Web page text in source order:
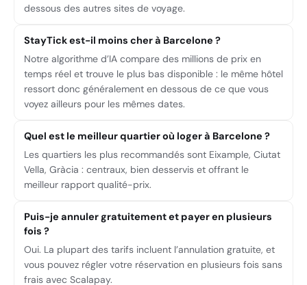
dessous des autres sites de voyage.
StayTick est-il moins cher à Barcelone ?
Notre algorithme d’IA compare des millions de prix en
temps réel et trouve le plus bas disponible : le même hôtel
ressort donc généralement en dessous de ce que vous
voyez ailleurs pour les mêmes dates.
Quel est le meilleur quartier où loger à Barcelone ?
Les quartiers les plus recommandés sont Eixample, Ciutat
Vella, Gràcia : centraux, bien desservis et offrant le
meilleur rapport qualité-prix.
Puis-je annuler gratuitement et payer en plusieurs
fois ?
Oui. La plupart des tarifs incluent l’annulation gratuite, et
vous pouvez régler votre réservation en plusieurs fois sans
frais avec Scalapay.